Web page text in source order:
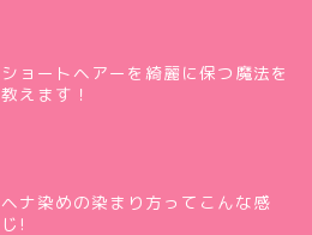
ショートヘアーを綺麗に保つ魔法を
教えます！
ヘナ染めの染まり方ってこんな感
じ!